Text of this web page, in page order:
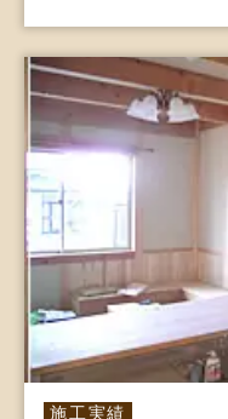
施工実績